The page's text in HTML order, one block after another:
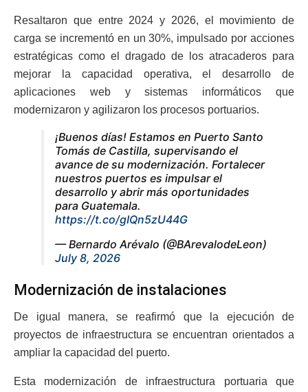
Resaltaron que entre 2024 y 2026, el movimiento de
carga se incrementó en un 30%, impulsado por acciones
estratégicas como el dragado de los atracaderos para
mejorar la capacidad operativa, el desarrollo de
aplicaciones web y sistemas informáticos que
modernizaron y agilizaron los procesos portuarios.
¡Buenos días! Estamos en Puerto Santo
Tomás de Castilla, supervisando el
avance de su modernización. Fortalecer
nuestros puertos es impulsar el
desarrollo y abrir más oportunidades
para Guatemala.
https://t.co/gIQn5zU44G
— Bernardo Arévalo (@BArevalodeLeon)
July 8, 2026
Modernización de instalaciones
De igual manera, se reafirmó que la ejecución de
proyectos de infraestructura se encuentran orientados a
ampliar la capacidad del puerto.
Esta modernización de infraestructura portuaria que